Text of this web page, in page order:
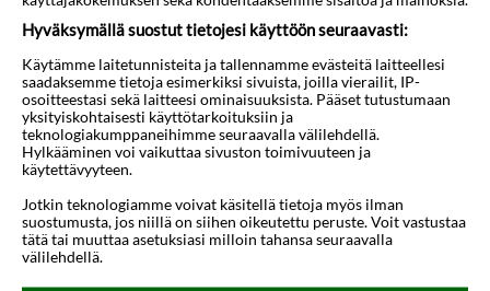
TALOUS JA MAKSAMINEN
Millainen yleinen hintataso kaupungissa on?
Hintataso on suosituimmilla alueilla keskitasosta
korkeaan. Yksinkertaiset tavernat ja leipomot ovat
usein edullisia, kun taas rantaravintolat ja
vanhankaupungin ympäristön ravintolat voivat olla
selvästi kalliimpia.
Onko turistiveroja tai lisämaksuja (esim.
hotelliyöpymiseen)?
Hyväksymällä suostut tietojesi käyttöön seuraavasti:
Käytämme laitetunnisteita ja tallennamme evästeitä laitteellesi
saadaksemme tietoja esimerkiksi sivuista, joilla vierailit, IP-
osoitteestasi sekä laitteesi ominaisuuksista. Pääset tutustumaan
yksityiskohtaisesti käyttötarkoituksiin ja
teknologiakumppaneihimme seuraavalla välilehdellä.
Hylkääminen voi vaikuttaa sivuston toimivuuteen ja
käytettävyyteen.
Jotkin teknologiamme voivat käsitellä tietoja myös ilman
suostumusta, jos niillä on siihen oikeutettu peruste. Voit vastustaa
tätä tai muuttaa asetuksiasi milloin tahansa seuraavalla
välilehdellä.